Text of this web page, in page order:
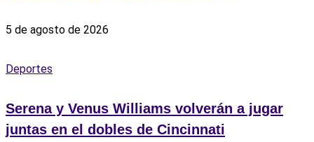
5 de agosto de 2026
Deportes
Serena y Venus Williams volverán a jugar
juntas en el dobles de Cincinnati